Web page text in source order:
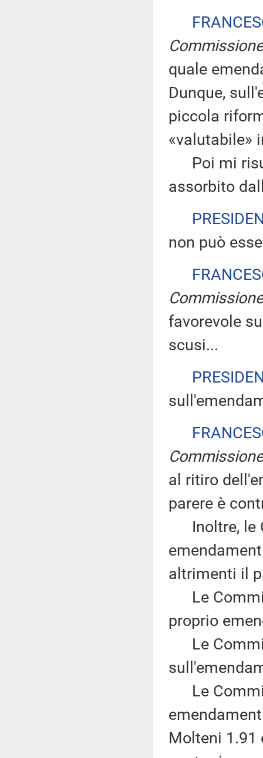
Commissione
quale
Dunque,
piccola
«valutabile»
Poi mi
assorbito
non può
Commissione
favorevole
scusi...
Commissione
al ritiro
parere è
Inoltre, le
altrimenti il
Le
proprio
Le
Le
Molteni 1.91